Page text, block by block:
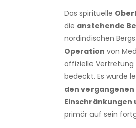
Das spirituelle
die anstehende
nordindischen
Operation von
offizielle Vertretung
bedeckt. Es wurde
den
Einschränkungen
primär auf sein